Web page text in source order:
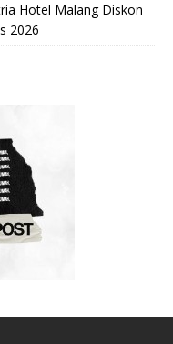
Hotel Malang Diskon
2026